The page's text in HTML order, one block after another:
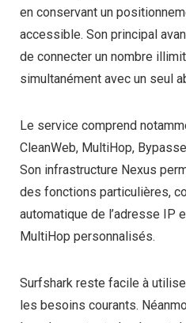
en conservant un
accessible. Son principal
de connecter un nombre
simultanément avec un seul
Le service comprend
CleanWeb, MultiHop,
Son infrastructure Nexus
des fonctions particulières,
automatique de l’adresse IP
MultiHop personnalisés.
Surfshark reste facile à
les besoins courants.